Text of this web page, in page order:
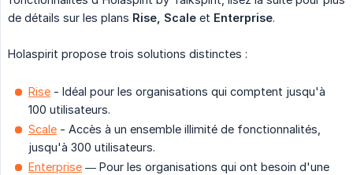
de détails sur les plans Rise, Scale et Enterprise.
Holaspirit propose trois solutions distinctes :
Rise - Idéal pour les organisations qui comptent jusqu'à
100 utilisateurs.
Scale - Accès à un ensemble illimité de fonctionnalités,
jusqu'à 300 utilisateurs.
Enterprise — Pour les organisations qui ont besoin d'une